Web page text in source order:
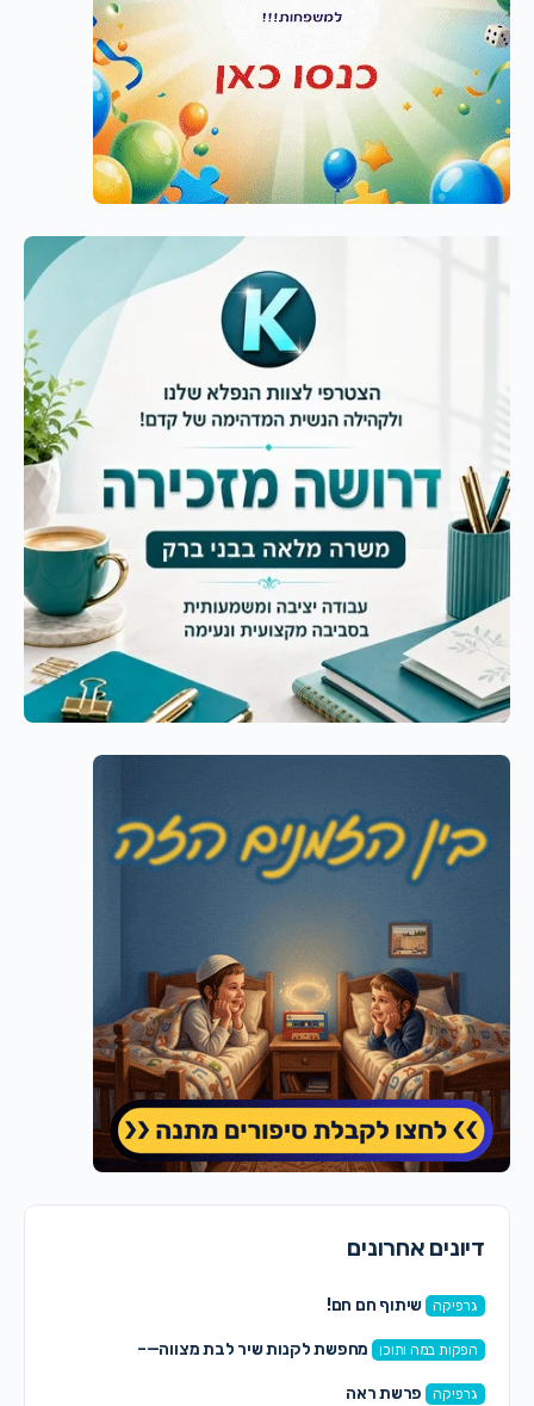
דיונים אחרונים
גרפיקה שיתוף חם חם!
הפקות במה ותוכן מחפשת לקנות שיר לבת מצווה—–
גרפיקה פרשת ראה